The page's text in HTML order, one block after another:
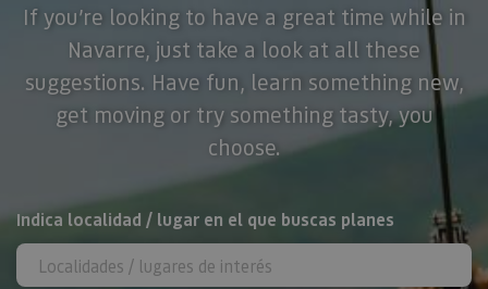
If you’re looking to have a great time while in
Navarre, just take a look at all these
suggestions. Have fun, learn something new,
get moving or try something tasty, you
choose.
Search
Indica localidad / lugar en el que buscas planes